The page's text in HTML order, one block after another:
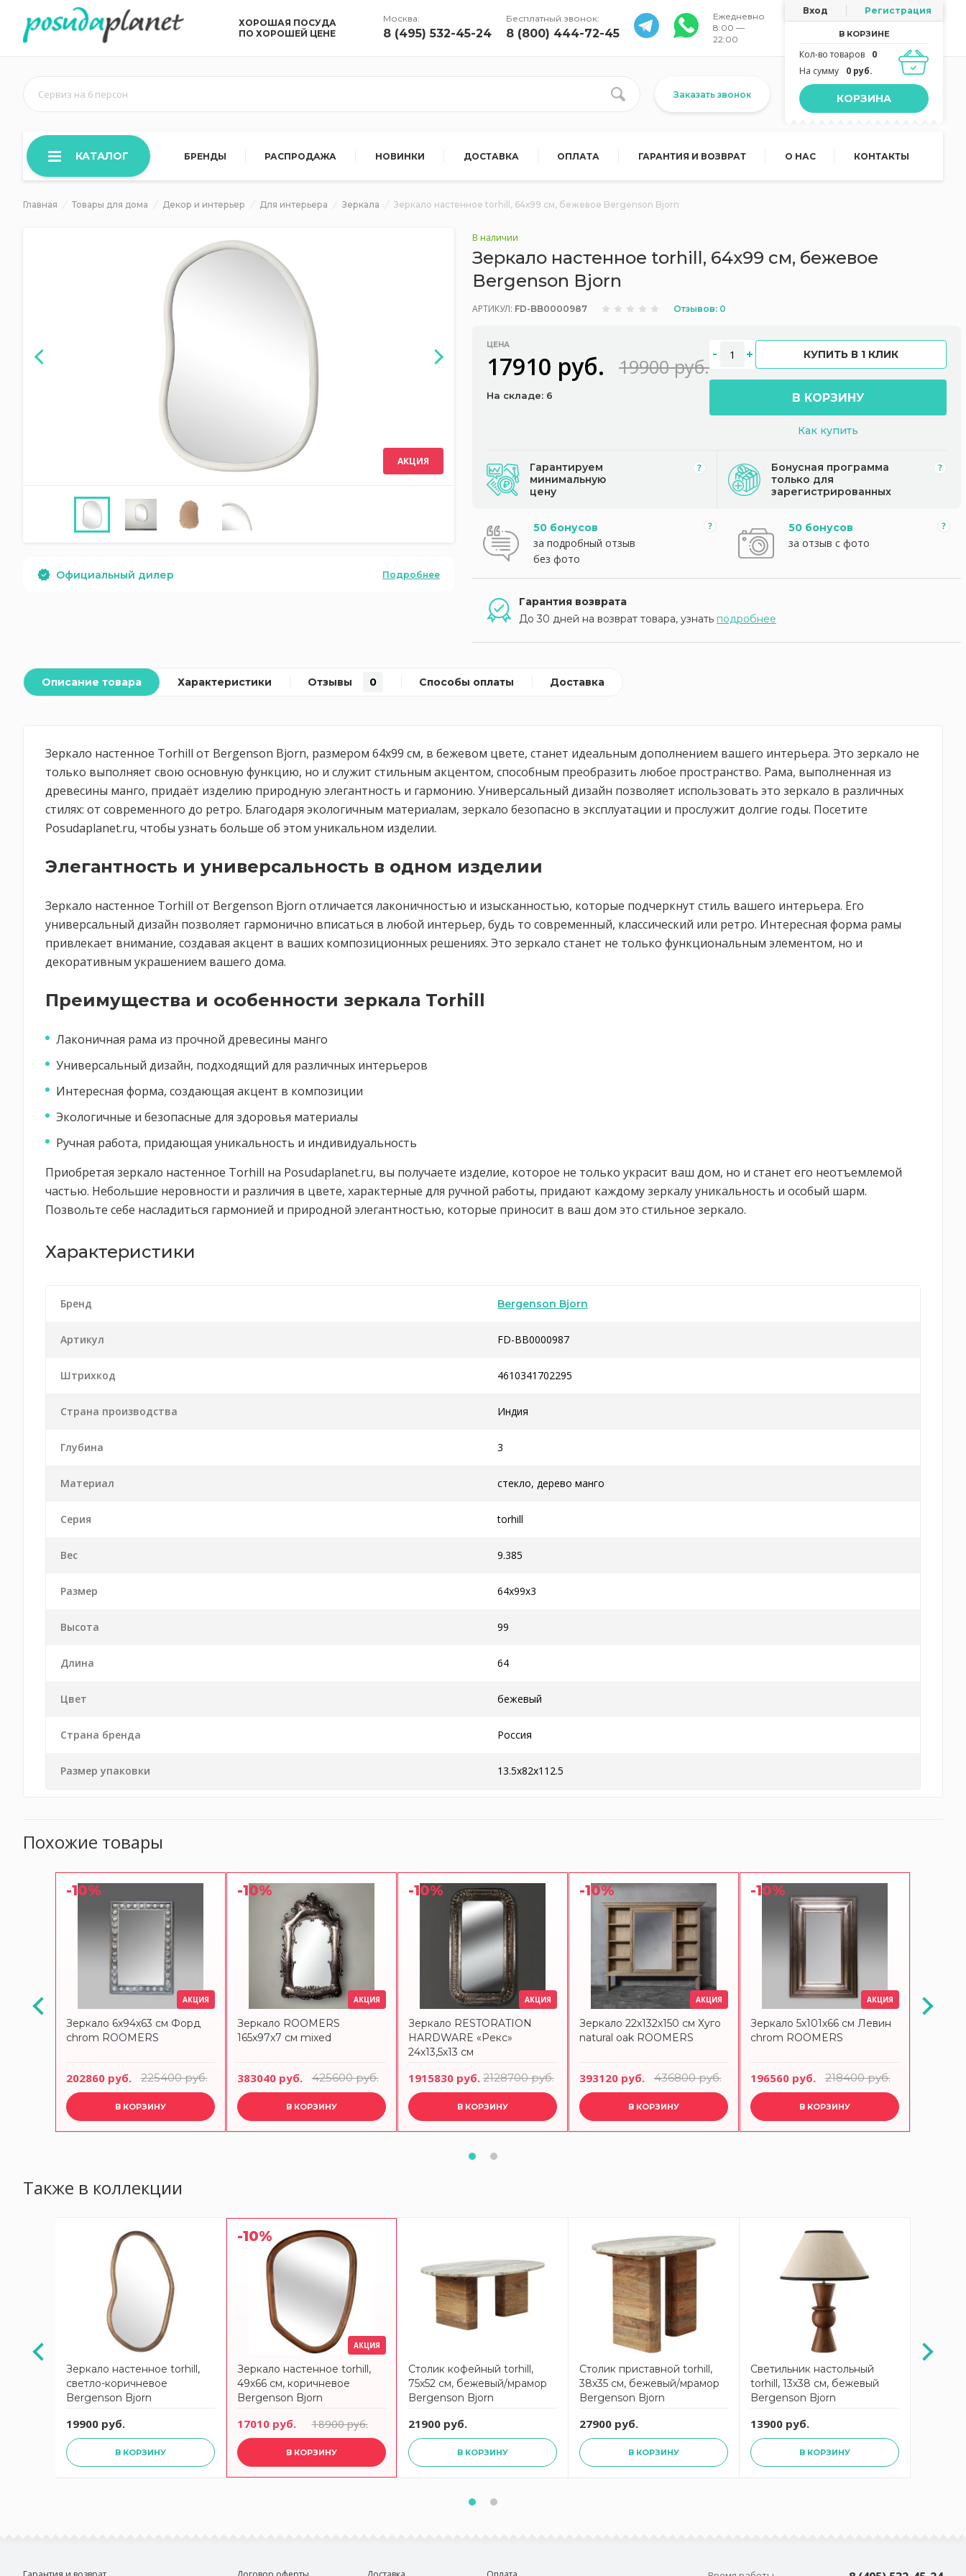
ХОРОШАЯ ПОСУДА
ПО ХОРОШЕЙ ЦЕНЕ
Москва:
8 (495) 532-45-24
Бесплатный звонок:
8 (800) 444-72-45
Ежедневно
8:00 —
22:00
Вход Регистрация
В КОРЗИНЕ
Кол-во товаров
0
На сумму
0 руб.
КОРЗИНА
Сервиз на 6 персон Заказать звонок
КАТАЛОГ БРЕНДЫ РАСПРОДАЖА НОВИНКИ ДОСТАВКА ОПЛАТА ГАРАНТИЯ И ВОЗВРАТ О НАС КОНТАКТЫ
Главная Товары для дома Декор и интерьер Для интерьера Зеркала Зеркало настенное torhill, 64х99 см, бежевое Bergenson Bjorn
АКЦИЯ
Официальный дилер Подробнее
В наличии
Зеркало настенное torhill, 64х99 см, бежевое
Bergenson Bjorn
АРТИКУЛ: FD-BB0000987 Отзывов: 0
ЦЕНА
17910 руб. 19900 руб.
На складе: 6
КУПИТЬ В 1 КЛИК
В КОРЗИНУ
Как купить
Гарантируем
минимальную
цену
Бонусная программа
только для
зарегистрированных
50 бонусов
за подробный отзыв
без фото
50 бонусов
за отзыв с фото
Гарантия возврата
До 30 дней на возврат товара, узнать подробнее
Описание товара Характеристики Отзывы 0 Способы оплаты Доставка
Зеркало настенное Torhill от Bergenson Bjorn, размером 64х99 см, в бежевом цвете, станет идеальным дополнением вашего интерьера. Это зеркало не
только выполняет свою основную функцию, но и служит стильным акцентом, способным преобразить любое пространство. Рама, выполненная из
древесины манго, придаёт изделию природную элегантность и гармонию. Универсальный дизайн позволяет использовать это зеркало в различных
стилях: от современного до ретро. Благодаря экологичным материалам, зеркало безопасно в эксплуатации и прослужит долгие годы. Посетите
Posudaplanet.ru, чтобы узнать больше об этом уникальном изделии.
Элегантность и универсальность в одном изделии
Зеркало настенное Torhill от Bergenson Bjorn отличается лаконичностью и изысканностью, которые подчеркнут стиль вашего интерьера. Его
универсальный дизайн позволяет гармонично вписаться в любой интерьер, будь то современный, классический или ретро. Интересная форма рамы
привлекает внимание, создавая акцент в ваших композиционных решениях. Это зеркало станет не только функциональным элементом, но и
декоративным украшением вашего дома.
Преимущества и особенности зеркала Torhill
Лаконичная рама из прочной древесины манго
Универсальный дизайн, подходящий для различных интерьеров
Интересная форма, создающая акцент в композиции
Экологичные и безопасные для здоровья материалы
Ручная работа, придающая уникальность и индивидуальность
Приобретая зеркало настенное Torhill на Posudaplanet.ru, вы получаете изделие, которое не только украсит ваш дом, но и станет его неотъемлемой
частью. Небольшие неровности и различия в цвете, характерные для ручной работы, придают каждому зеркалу уникальность и особый шарм.
Позвольте себе насладиться гармонией и природной элегантностью, которые приносит в ваш дом это стильное зеркало.
Характеристики
Бренд Bergenson Bjorn
Артикул FD-BB0000987
Штрихкод 4610341702295
Страна производства Индия
Глубина 3
Материал стекло, дерево манго
Серия torhill
Вес 9.385
Размер 64x99x3
Высота 99
Длина 64
Цвет бежевый
Страна бренда Россия
Размер упаковки 13.5x82x112.5
Похожие товары
АКЦИЯ
-10%
АКЦИЯ
Зеркало 6x94x63 см Форд
chrom ROOMERS
202860 руб. 225400 руб.
В КОРЗИНУ
-10%
АКЦИЯ
Зеркало ROOMERS
165x97x7 см mixed
383040 руб. 425600 руб.
В КОРЗИНУ
-10%
АКЦИЯ
Зеркало RESTORATION
HARDWARE «Рекс»
24x13,5x13 см
1915830 руб.2128700 руб.
В КОРЗИНУ
-10%
АКЦИЯ
Зеркало 22x132x150 см Хуго
natural oak ROOMERS
393120 руб. 436800 руб.
В КОРЗИНУ
-10%
АКЦИЯ
Зеркало 5x101x66 см Левин
chrom ROOMERS
196560 руб. 218400 руб.
В КОРЗИНУ
Также в коллекции
АКЦИЯ
Зеркало настенное torhill,
светло-коричневое
Bergenson Bjorn
19900 руб.
В КОРЗИНУ
-10%
АКЦИЯ
Зеркало настенное torhill,
49х66 см, коричневое
Bergenson Bjorn
17010 руб. 18900 руб.
В КОРЗИНУ
Столик кофейный torhill,
75х52 см, бежевый/мрамор
Bergenson Bjorn
21900 руб.
В КОРЗИНУ
Столик приставной torhill,
38x35 см, бежевый/мрамор
Bergenson Bjorn
27900 руб.
В КОРЗИНУ
Светильник настольный
torhill, 13х38 см, бежевый
Bergenson Bjorn
13900 руб.
В КОРЗИНУ